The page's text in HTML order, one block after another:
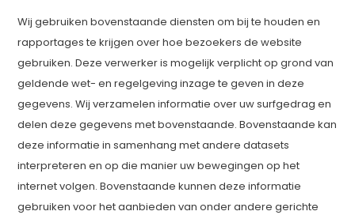
Wij gebruiken bovenstaande diensten om bij te houden en
rapportages te krijgen over hoe bezoekers de website
gebruiken. Deze verwerker is mogelijk verplicht op grond van
geldende wet- en regelgeving inzage te geven in deze
gegevens. Wij verzamelen informatie over uw surfgedrag en
delen deze gegevens met bovenstaande. Bovenstaande kan
deze informatie in samenhang met andere datasets
interpreteren en op die manier uw bewegingen op het
internet volgen. Bovenstaande kunnen deze informatie
gebruiken voor het aanbieden van onder andere gerichte